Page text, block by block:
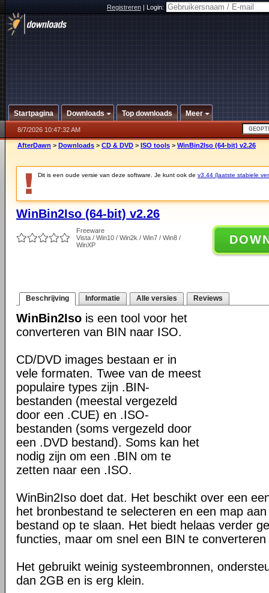
Registreren|Login:
Startpagina Downloads Top downloads Meer
8/7/2026 10:47:32 AM
AfterDawn > Downloads > CD & DVD > ISO tools > WinBin2Iso (64-bit) v2.26
Dit is een oude versie van deze software. Je kunt ook de v3.44 (laatste stabiele
WinBin2Iso (64-bit) v2.26
Freeware
Vista / Win10 / Win2k / Win7 / Win8 /
WinXP
Beschrijving Informatie Alle versies Reviews
WinBin2Iso is een tool voor het
converteren van BIN naar ISO.
CD/DVD images bestaan er in
vele formaten. Twee van de meest
populaire types zijn .BIN-
bestanden (meestal vergezeld
door een .CUE) en .ISO-
bestanden (soms vergezeld door
een .DVD bestand). Soms kan het
nodig zijn om een .BIN om te
zetten naar een .ISO.
WinBin2Iso doet dat. Het beschikt over een
het bronbestand te selecteren en een map
bestand op te slaan. Het biedt helaas verder
functies, maar om snel een BIN te
Het gebruikt weinig systeembronnen,
dan 2GB en is erg klein.